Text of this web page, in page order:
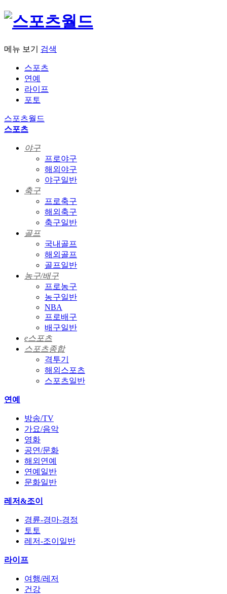
메뉴 보기 검색
스포츠
연예
라이프
포토
스포츠월드
스포츠
야구
프로야구
해외야구
야구일반
축구
프로축구
해외축구
축구일반
골프
국내골프
해외골프
골프일반
농구/배구
프로농구
농구일반
NBA
프로배구
배구일반
e스포츠
스포츠종합
격투기
해외스포츠
스포츠일반
연예
방송/TV
가요/음악
영화
공연/문화
해외연예
연예일반
문화일반
레저&조이
경륜-경마-경정
토토
레저-조이일반
라이프
여행/레저
건강